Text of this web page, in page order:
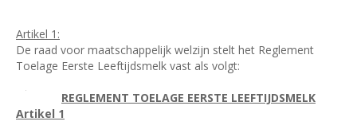
Artikel 1:
De raad voor maatschappelijk welzijn stelt het Reglement
Toelage Eerste Leeftijdsmelk vast als volgt:
REGLEMENT TOELAGE EERSTE LEEFTIJDSMELK
Artikel 1